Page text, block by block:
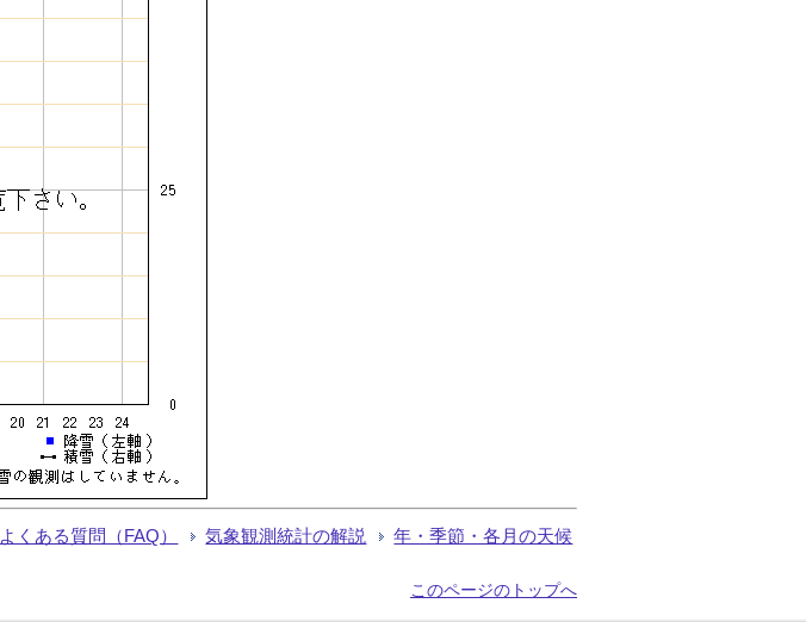
よくある質問（FAQ） 気象観測統計の解説 年・季節・各月の天候
このページのトップへ